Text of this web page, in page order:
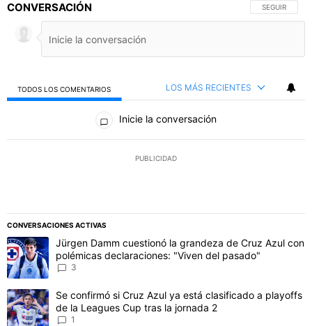
CONVERSACIÓN SIGA ESTA
SEGUIR
TODOS LOS COMENTARIOS LOS MÁS RECIENTES
Todos los comentarios
Inicie la conversación
PUBLICIDAD
CONVERSACIONES ACTIVAS
Este listado muestra los artículos con más comentarios en los
Un artículo de tendencia con el título "Jürgen Damm cuestionó la
Jürgen Damm cuestionó la grandeza de Cruz Azul con
polémicas declaraciones: "Viven del pasado"
3
Un artículo de tendencia con el título "Se confirmó si Cruz Azul
Se confirmó si Cruz Azul ya está clasificado a playoffs
de la Leagues Cup tras la jornada 2
1